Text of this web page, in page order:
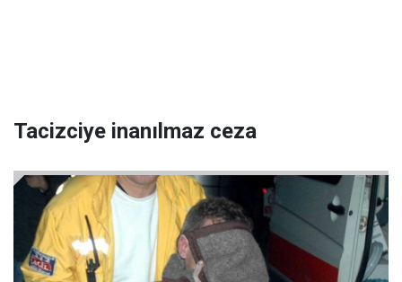
Tacizciye inanılmaz ceza